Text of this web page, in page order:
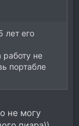
лет его
работу не
портабле
не могу